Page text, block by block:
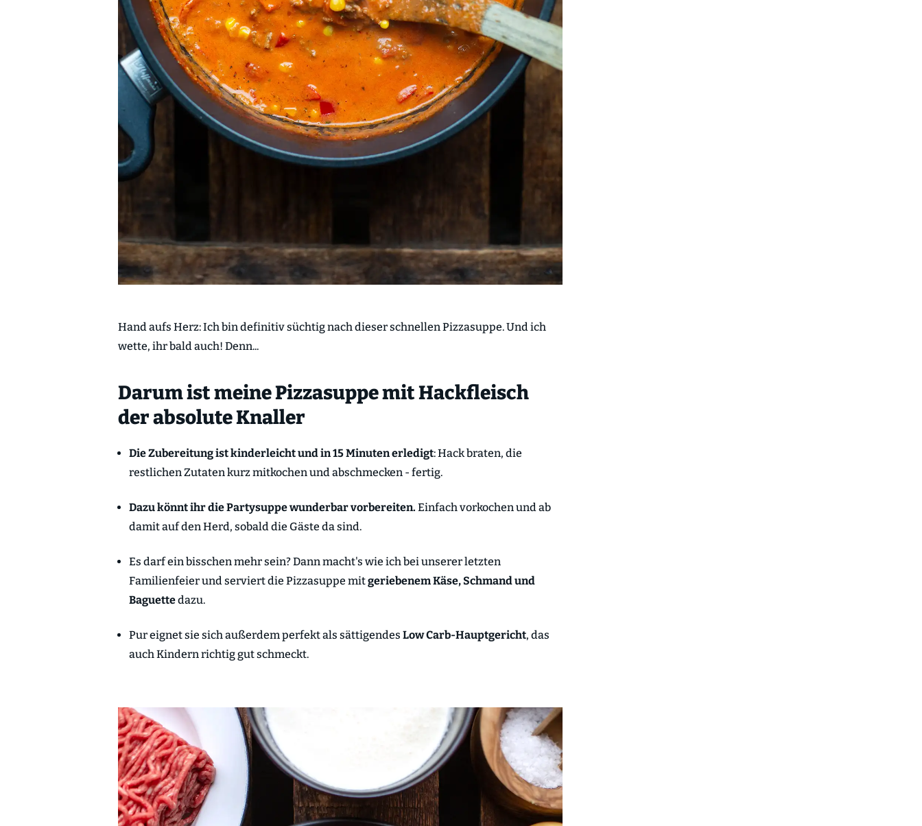
Hand aufs Herz: Ich bin definitiv süchtig nach dieser schnellen Pizzasuppe. Und ich
wette, ihr bald auch! Denn...
Darum ist meine Pizzasuppe mit Hackfleisch
der absolute Knaller
Die Zubereitung ist kinderleicht und in 15 Minuten erledigt: Hack braten, die
restlichen Zutaten kurz mitkochen und abschmecken - fertig.
Dazu könnt ihr die Partysuppe wunderbar vorbereiten. Einfach vorkochen und ab
damit auf den Herd, sobald die Gäste da sind.
Es darf ein bisschen mehr sein? Dann macht's wie ich bei unserer letzten
Familienfeier und serviert die Pizzasuppe mitgeriebenem Käse, Schmandund
Baguettedazu.
Pur eignet sie sich außerdem perfekt als sättigendes Low Carb-Hauptgericht, das
auch Kindern richtig gut schmeckt.